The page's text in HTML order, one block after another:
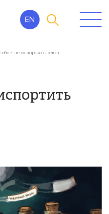
EN
не испортить текст